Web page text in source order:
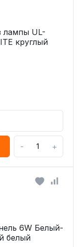
лампы UL-
круглый
- +
6W Белый-
белый